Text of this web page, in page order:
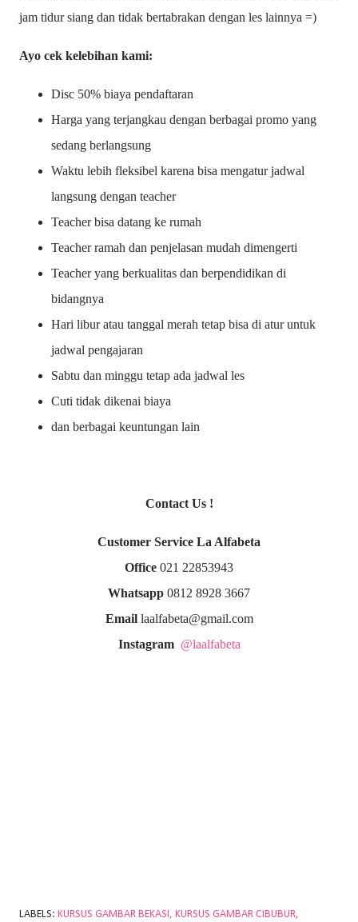
jam tidur siang dan tidak bertabrakan dengan les lainnya =)
Ayo cek kelebihan kami:
Disc 50% biaya pendaftaran
Harga yang terjangkau dengan berbagai promo yang
sedang berlangsung
Waktu lebih fleksibel karena bisa mengatur jadwal
langsung dengan teacher
Teacher bisa datang ke rumah
Teacher ramah dan penjelasan mudah dimengerti
Teacher yang berkualitas dan berpendidikan di
bidangnya
Hari libur atau tanggal merah tetap bisa di atur untuk
jadwal pengajaran
Sabtu dan minggu tetap ada jadwal les
Cuti tidak dikenai biaya
dan berbagai keuntungan lain
Contact Us !
Customer Service La Alfabeta
Office 021 22853943
Whatsapp 0812 8928 3667
Emaillaalfabeta@gmail.com
Instagram @laalfabeta
LABELS: KURSUS GAMBAR BEKASI KURSUS GAMBAR CIBUBUR